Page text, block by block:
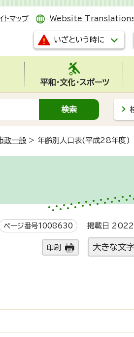
トマップ Website
いざという時に
平和・文化・スポーツ
政一般> 年齢別人口表(平成28年度)
ページ番号1008630 掲載日 2022
印刷 大きな文